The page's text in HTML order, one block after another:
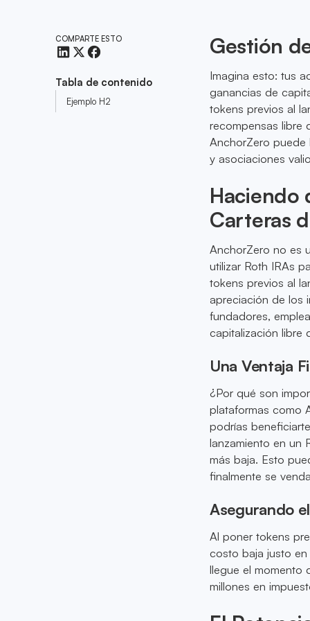
COMPARTE ESTO
Tabla de contenido
Ejemplo H2
Gestión
Imagina esto: tus
ganancias de
tokens previos al
recompensas libre
AnchorZero puede
y asociaciones
Haciendo
Carteras
AnchorZero no es
utilizar Roth IRAs
tokens previos al
apreciación de los
fundadores,
capitalización libre
Una Ventaja
¿Por qué son
plataformas como
podrías
lanzamiento en un
más baja. Esto
finalmente se
Asegurando
Al poner tokens
costo baja justo
llegue el momento
millones en